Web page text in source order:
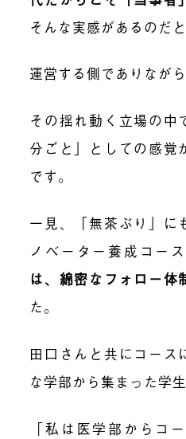
そんな実感があるのだと
運営する側でありなが
その揺れ動く立場の中
分ごと」としての感覚
です。
一見、「無茶ぶり」に
ノベーター養成コース
は、綿密なフォロー体
た。
田口さんと共にコース
な学部から集まった学生
「私は医学部からコ